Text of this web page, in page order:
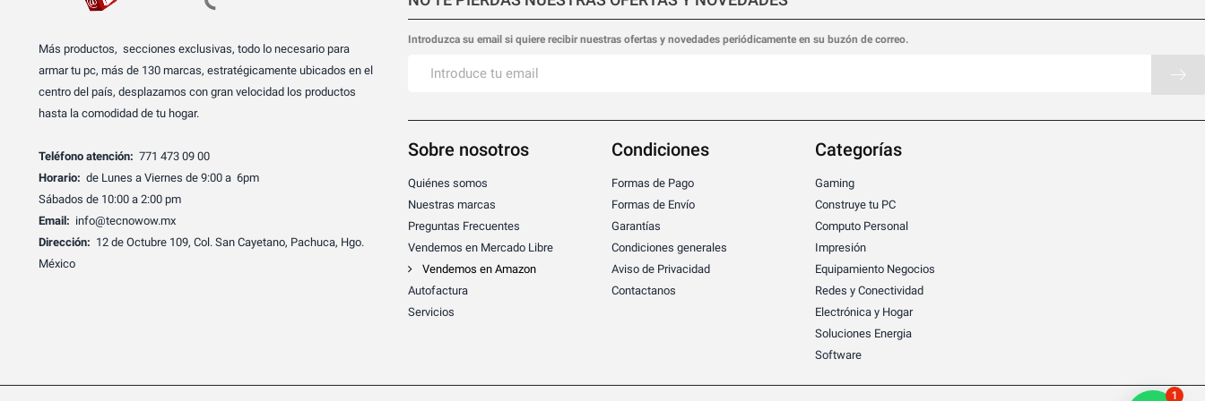
Más productos, secciones exclusivas, todo lo necesario para
armar tu pc, más de 130 marcas, estratégicamente ubicados en el
centro del país, desplazamos con gran velocidad los productos
hasta la comodidad de tu hogar.
Teléfono atención: 771 473 09 00
Horario: de Lunes a Viernes de 9:00 a 6pm
Sábados de 10:00 a 2:00 pm
Email: info@tecnowow.mx
Dirección: 12 de Octubre 109, Col. San Cayetano, Pachuca, Hgo.
México
Introduzca su email si quiere recibir nuestras ofertas y novedades periódicamente en su buzón de correo.
Sobre nosotros
Quiénes somos
Nuestras marcas
Preguntas Frecuentes
Vendemos en Mercado Libre
Vendemos en Amazon
Autofactura
Servicios
Condiciones
Formas de Pago
Formas de Envío
Garantías
Condiciones generales
Aviso de Privacidad
Contactanos
Categorías
Gaming
Construye tu PC
Computo Personal
Impresión
Equipamiento Negocios
Redes y Conectividad
Electrónica y Hogar
Soluciones Energia
Software
1